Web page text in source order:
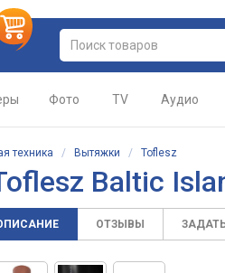
Фото TV Аудио
техника / Вытяжки / Toflesz
Baltic
ОТЗЫВЫ